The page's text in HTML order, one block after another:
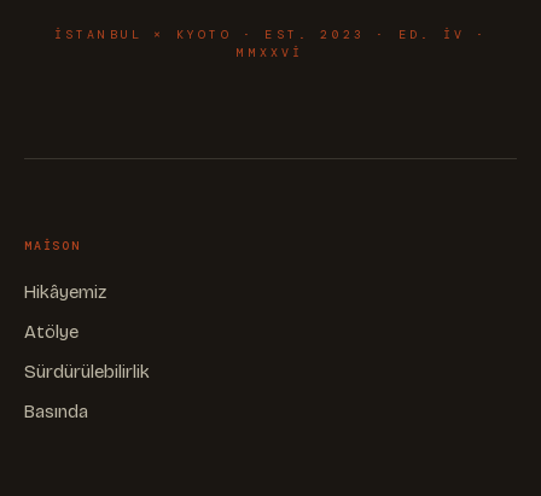
ISTANBUL × KYOTO · EST. 2023 · ED. IV ·
MMXXVI
MAISON
Hikâyemiz
Atölye
Sürdürülebilirlik
Basında